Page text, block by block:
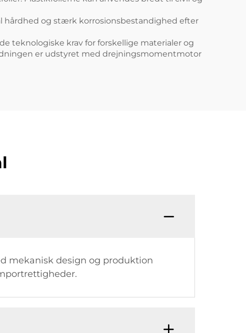
hårdhed og stærk korrosionsbestandighed efter
teknologiske krav for forskellige materialer og
er udstyret med drejningsmomentmotor
mekanisk design og produktion